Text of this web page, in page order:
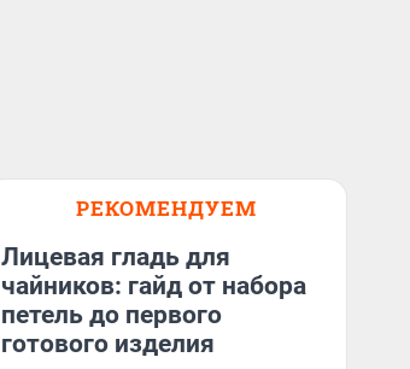
РЕКОМЕНДУЕМ
Лицевая гладь для
чайников: гайд от набора
петель до первого
готового изделия